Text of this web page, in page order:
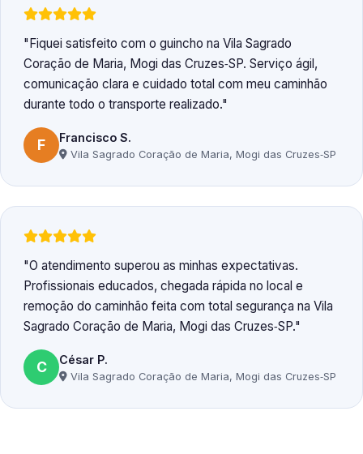
Fiquei satisfeito com o guincho na Vila Sagrado
Coração de Maria, Mogi das Cruzes‑SP. Serviço ágil,
comunicação clara e cuidado total com meu caminhão
durante todo o transporte realizado.
F Francisco S.
Vila Sagrado Coração de Maria, Mogi das Cruzes‑SP
O atendimento superou as minhas expectativas.
Profissionais educados, chegada rápida no local e
remoção do caminhão feita com total segurança na Vila
Sagrado Coração de Maria, Mogi das Cruzes‑SP.
C César P.
Vila Sagrado Coração de Maria, Mogi das Cruzes‑SP